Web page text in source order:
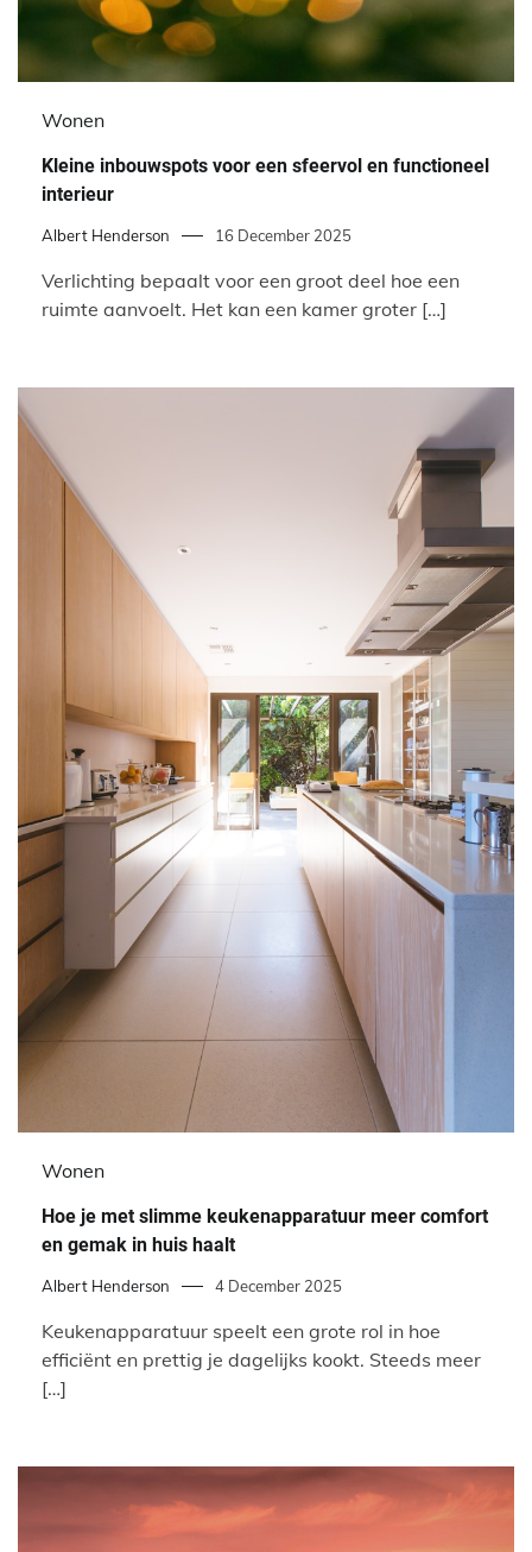
Wonen
Kleine inbouwspots voor een sfeervol en functioneel
interieur
Albert Henderson 16 December 2025
Verlichting bepaalt voor een groot deel hoe een
ruimte aanvoelt. Het kan een kamer groter […]
Wonen
Hoe je met slimme keukenapparatuur meer comfort
en gemak in huis haalt
Albert Henderson 4 December 2025
Keukenapparatuur speelt een grote rol in hoe
efficiënt en prettig je dagelijks kookt. Steeds meer
[…]